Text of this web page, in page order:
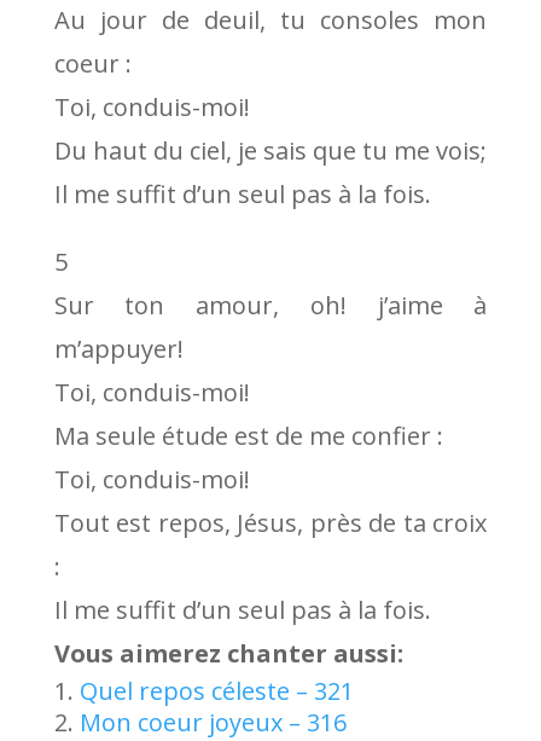
Au jour de deuil, tu consoles mon
coeur :
Toi, conduis-moi!
Du haut du ciel, je sais que tu me vois;
Il me suffit d’un seul pas à la fois.
5
Sur ton amour, oh! j’aime à
m’appuyer!
Toi, conduis-moi!
Ma seule étude est de me confier :
Toi, conduis-moi!
Tout est repos, Jésus, près de ta croix
:
Il me suffit d’un seul pas à la fois.
Vous aimerez chanter aussi:
Quel repos céleste – 321
Mon coeur joyeux – 316